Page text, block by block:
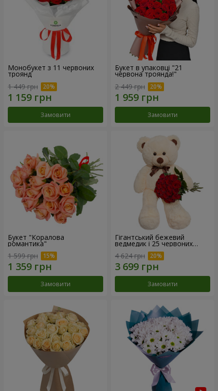
Монобукет з 11 червоних
троянд
1 449 грн
Замовити
Букет в упаковці "21
червона троянда!"
2 449 грн
Замовити
Букет "Коралова
романтика"
1 599 грн
Замовити
Гігантський бежевий
ведмедик і 25 червоних
троянд
4 624 грн
Замовити